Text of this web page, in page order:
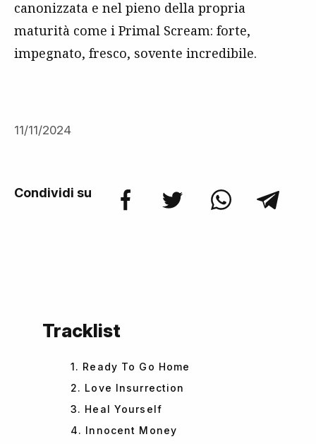
canonizzata e nel pieno della propria
maturità come i Primal Scream: forte,
impegnato, fresco, sovente incredibile.
11/11/2024
Condividi su
Tracklist
1. Ready To Go Home
2. Love Insurrection
3. Heal Yourself
4. Innocent Money